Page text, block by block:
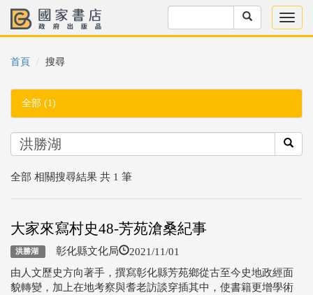
首頁 搜尋
全部 (1)
全部 相關搜尋結果 共 1 筆
大家來寫村史48-芳苑滄桑紀事
洪勝湖 彰化縣文化局 2021/11/01
由人文歷史方向著手，撰寫彰化縣芳苑鄉從古至今史地政經面
貌轉變，加上在地考察與耆老訪談穿插其中，使書籍更增學術